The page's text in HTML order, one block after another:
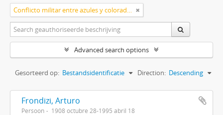
Conflicto militar entre azules y colorados
Advanced search options
Gesorteerd op: Bestandsidentificatie Direction: Descending
Frondizi, Arturo
Persoon 1908 octubre 28-1995 abril 18